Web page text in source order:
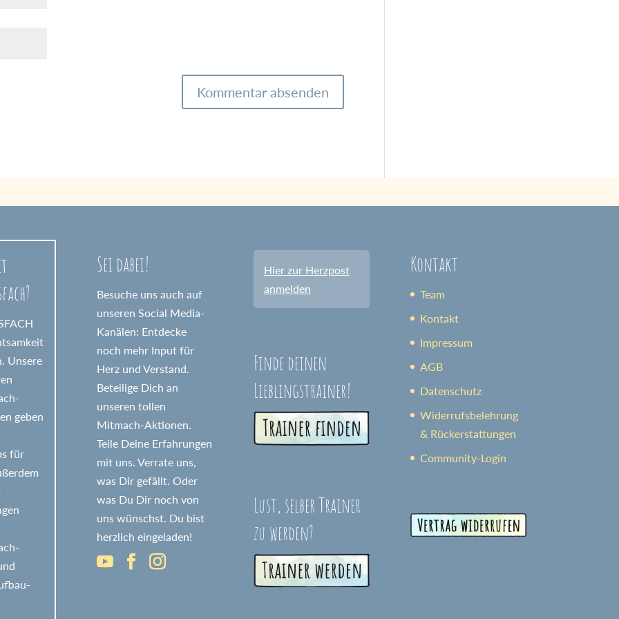
Unsere
geben
für
Sei dabei!
Besuche uns auch auf
unseren Social Media-
Kanälen: Entdecke
noch mehr Input für
Herz und Verstand.
Beteilige Dich an
unseren tollen
Mitmach-Aktionen.
Teile Deine Erfahrungen
mit uns. Verrate uns,
was Dir gefällt. Oder
was Du Dir noch von
uns wünschst. Du bist
herzlich eingeladen!
Hier zur Herzpost
anmelden
Finde deinen
Lieblingstrainer!
Lust, selber Trainer
zu werden?
Kontakt
Team
Kontakt
Impressum
AGB
Datenschutz
Widerrufsbelehrung
& Rückerstattungen
Community-Login